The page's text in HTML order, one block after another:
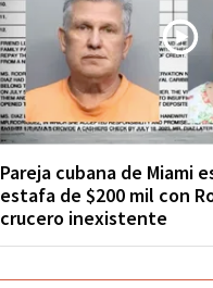
Pareja cubana de Miami
estafa de $200 mil con
crucero inexistente